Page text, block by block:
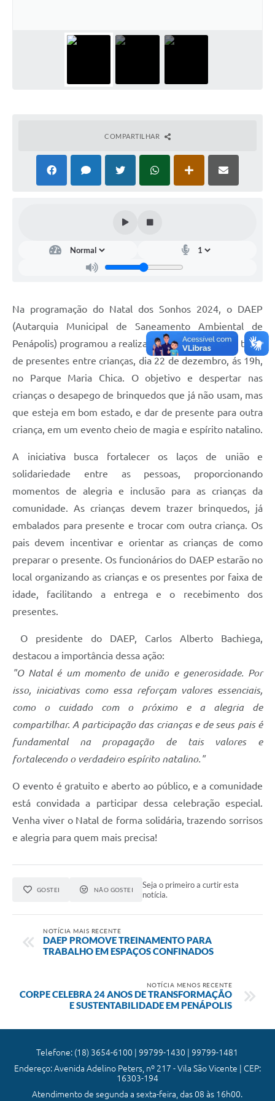
Editais
Diário Oficial
COMPARTILHAR
Na programação do Natal dos Sonhos 2024, o DAEP
(Autarquia Municipal de Saneamento Ambiental de
Penápolis) programou a realização de evento para a troca
de presentes entre crianças, dia 22 de dezembro, ás 19h,
no Parque Maria Chica. O objetivo e despertar nas
crianças o desapego de brinquedos que já não usam, mas
que esteja em bom estado, e dar de presente para outra
criança, em um evento cheio de magia e espírito natalino.
A iniciativa busca fortalecer os laços de união e
solidariedade entre as pessoas, proporcionando
momentos de alegria e inclusão para as crianças da
comunidade. As crianças devem trazer brinquedos, já
embalados para presente e trocar com outra criança. Os
pais devem incentivar e orientar as crianças de como
preparar o presente. Os funcionários do DAEP estarão no
local organizando as crianças e os presentes por faixa de
idade, facilitando a entrega e o recebimento dos
presentes.
O presidente do DAEP, Carlos Alberto Bachiega,
destacou a importância dessa ação:
"O Natal é um momento de união e generosidade. Por
isso, iniciativas como essa reforçam valores essenciais,
como o cuidado com o próximo e a alegria de
compartilhar. A participação das crianças e de seus pais é
fundamental na propagação de tais valores e
fortalecendo o verdadeiro espírito natalino."
O evento é gratuito e aberto ao público, e a comunidade
está convidada a participar dessa celebração especial.
Venha viver o Natal de forma solidária, trazendo sorrisos
e alegria para quem mais precisa!
GOSTEI NÃO GOSTEI
Seja o primeiro a curtir esta
notícia.
NOTÍCIA MAIS RECENTE
DAEP PROMOVE TREINAMENTO PARA
TRABALHO EM ESPAÇOS CONFINADOS
NOTÍCIA MENOS RECENTE
CORPE CELEBRA 24 ANOS DE TRANSFORMAÇÃO
E SUSTENTABILIDADE EM PENÁPOLIS
Telefone: (18) 3654-6100 | 99799-1430 | 99799-1481
Endereço: Avenida Adelino Peters, nº 217 - Vila São Vicente | CEP:
16303-194
Atendimento de segunda a sexta-feira, das 08 às 16h00.